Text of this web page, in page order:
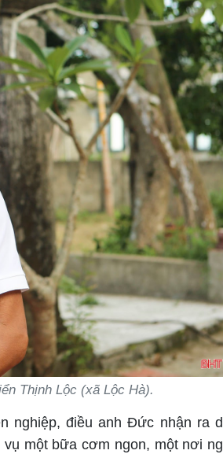
Thịnh Lộc (xã Lộc Hà).
nghiệp, điều anh Đức nhận ra
một bữa cơm ngon, một nơi